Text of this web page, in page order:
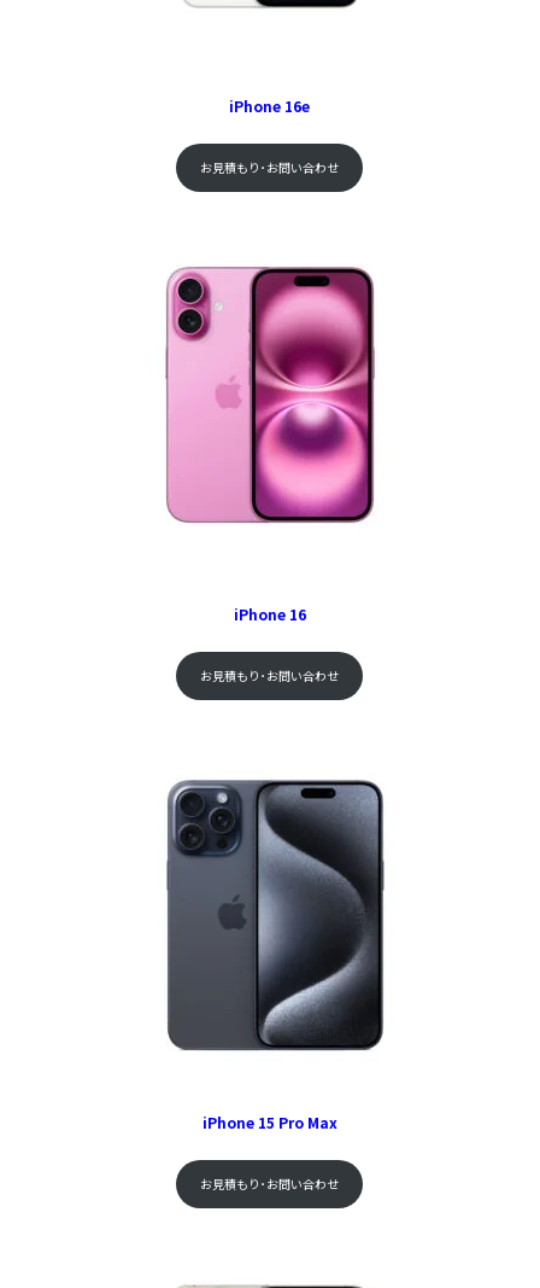
iPhone 16e
お見積もり･お問い合わせ
iPhone 16
お見積もり･お問い合わせ
iPhone 15 Pro Max
お見積もり･お問い合わせ